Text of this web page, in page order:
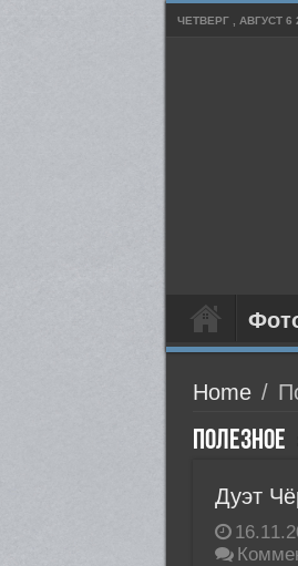
ЧЕТВЕРГ , АВГУСТ 6
Home /
Полезное
Дуэт